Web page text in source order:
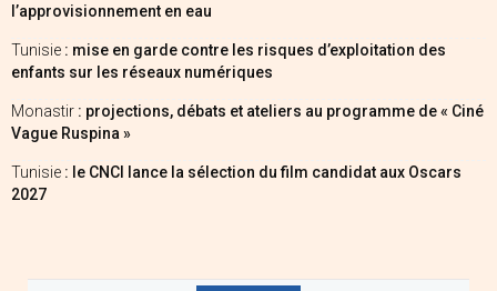
l’approvisionnement en eau
Tunisie : mise en garde contre les risques d’exploitation des
enfants sur les réseaux numériques
Monastir : projections, débats et ateliers au programme de « Ciné
Vague Ruspina »
Tunisie : le CNCI lance la sélection du film candidat aux Oscars
2027